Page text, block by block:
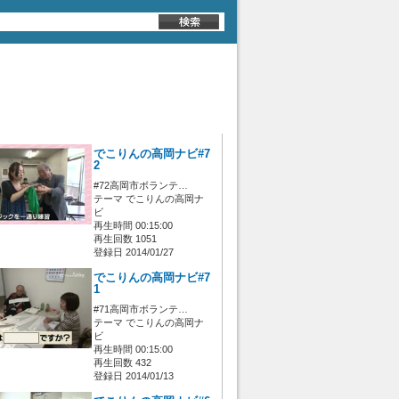
でこりんの高岡ナビ#7
2
#72高岡市ボランテ…
テーマ でこりんの高岡ナ
ビ
再生時間 00:15:00
再生回数 1051
登録日 2014/01/27
でこりんの高岡ナビ#7
1
#71高岡市ボランテ…
テーマ でこりんの高岡ナ
ビ
再生時間 00:15:00
再生回数 432
登録日 2014/01/13